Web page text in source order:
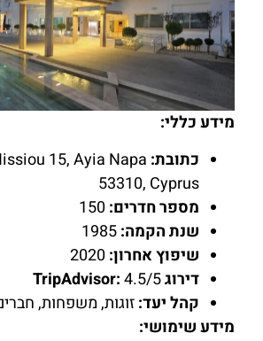
מידע כללי:
כתובת: 15, Ayia Napa
53310, Cyprus
מספר חדרים:150
שנת הקמה:1985
שיפוץ אחרון:2020
דירוג TripAdvisor:4.5/5
קהל יעד:זוגות, משפחות,
מידע שימושי: